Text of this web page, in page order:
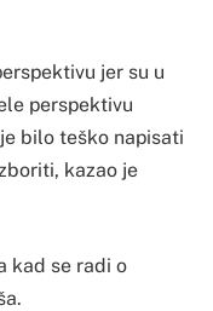
jer su u
perspektivu
bilo teško napisati
kazao je
kad se radi o